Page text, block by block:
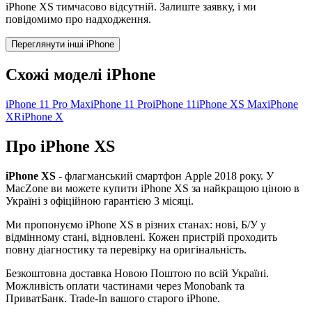
iPhone XS тимчасово відсутній. Залиште заявку, і ми
повідомимо про надходження.
Переглянути інші iPhone
Схожі моделі iPhone
iPhone 11 Pro MaxiPhone 11 ProiPhone 11iPhone XS MaxiPhone
XRiPhone X
Про iPhone XS
iPhone XS - флагманський смартфон Apple 2018 року. У
MacZone ви можете купити iPhone XS за найкращою ціною в
Україні з офіційною гарантією 3 місяці.
Ми пропонуємо iPhone XS в різних станах: нові, Б/У у
відмінному стані, відновлені. Кожен пристрій проходить
повну діагностику та перевірку на оригінальність.
Безкоштовна доставка Новою Поштою по всій Україні.
Можливість оплати частинами через Monobank та
ПриватБанк. Trade-In вашого старого iPhone.